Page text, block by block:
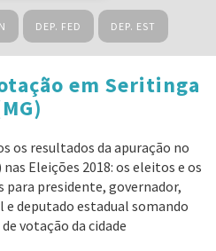
DEP. FED DEP. EST
em Seritinga
os resultados da apuração no
Eleições 2018: os eleitos e os
para presidente, governador,
e deputado estadual somando
votação da cidade